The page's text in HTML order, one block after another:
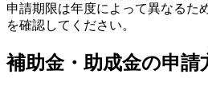
申請期限は年度によって異なるた
を確認してください。
補助金・助成金の申請